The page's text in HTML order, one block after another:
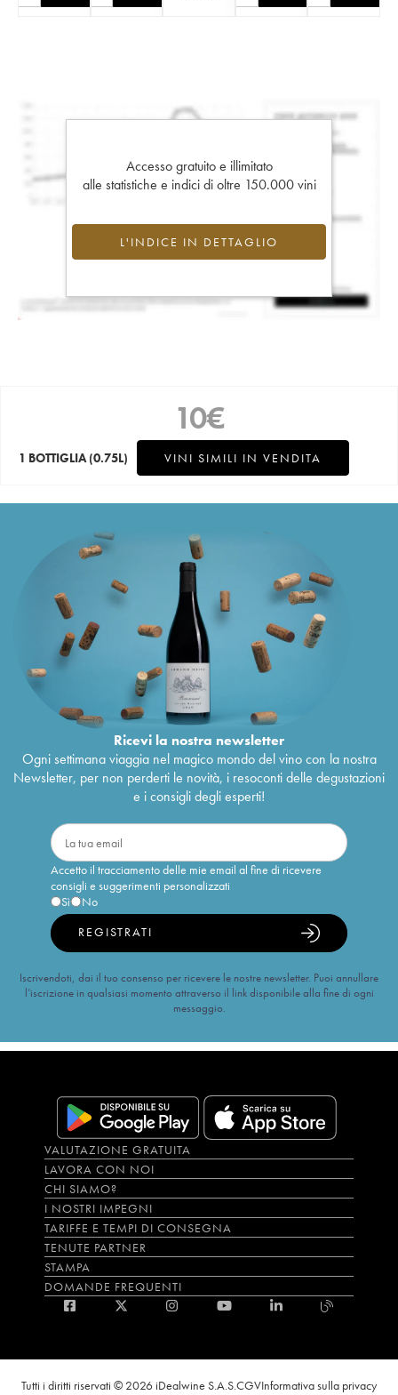
Accesso gratuito e illimitato
alle statistiche e indici di oltre 150.000 vini
L'INDICE IN DETTAGLIO
10€
1 BOTTIGLIA (0.75L) VINI SIMILI IN VENDITA
Ricevi la nostra newsletter
Ogni settimana viaggia nel magico mondo del vino con la nostra
Newsletter, per non perderti le novità, i resoconti delle degustazioni
e i consigli degli esperti!
Accetto il tracciamento delle mie email al fine di ricevere
consigli e suggerimenti personalizzati
Sì
No
REGISTRATI
Iscrivendoti, dai il tuo consenso per ricevere le nostre newsletter. Puoi annullare
l’iscrizione in qualsiasi momento attraverso il link disponibile alla fine di ogni
messaggio.
VALUTAZIONE GRATUITA
LAVORA CON NOI
CHI SIAMO?
I NOSTRI IMPEGNI
TARIFFE E TEMPI DI CONSEGNA
TENUTE PARTNER
STAMPA
DOMANDE FREQUENTI
Tutti i diritti riservati © 2026 iDealwine S.A.S.CGVInformativa sulla privacy